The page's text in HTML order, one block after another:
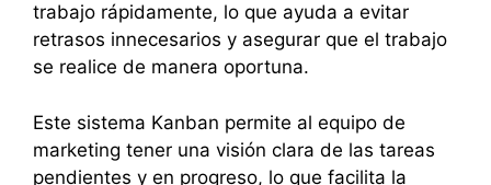
trabajo rápidamente, lo que ayuda a evitar
retrasos innecesarios y asegurar que el trabajo
se realice de manera oportuna.
Este sistema Kanban permite al equipo de
marketing tener una visión clara de las tareas
pendientes y en progreso, lo que facilita la